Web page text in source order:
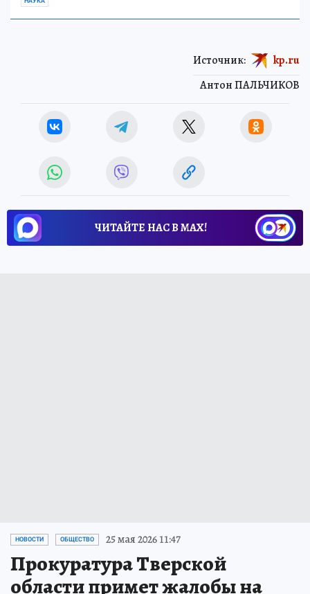
Антон ПАЛЬЧИКОВ
Источник: kp.ru
ЧИТАЙТЕ НАС В МАХ!
НОВОСТИ ОБЩЕСТВО 25 мая 2026 11:47
Прокуратура Тверской
области примет жалобы на